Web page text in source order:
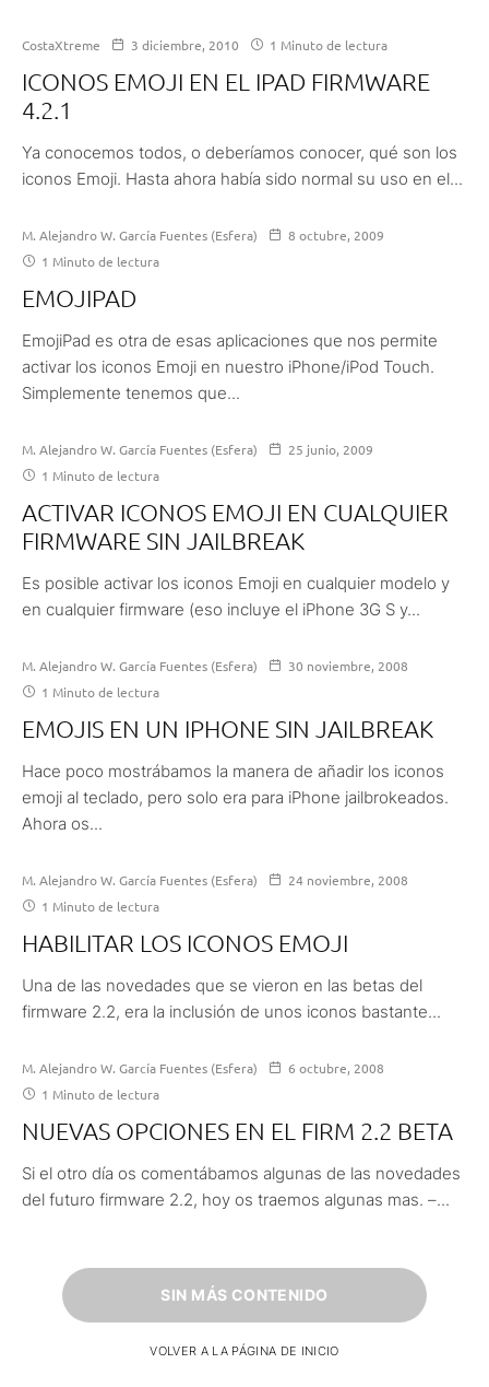
CostaXtreme 3 diciembre, 2010 1 Minuto de lectura
ICONOS EMOJI EN EL IPAD FIRMWARE
4.2.1
Ya conocemos todos, o deberíamos conocer, qué son los
iconos Emoji. Hasta ahora había sido normal su uso en el...
M. Alejandro W. García Fuentes (Esfera)
8 octubre, 2009
1 Minuto de lectura
EMOJIPAD
EmojiPad es otra de esas aplicaciones que nos permite
activar los iconos Emoji en nuestro iPhone/iPod Touch.
Simplemente tenemos que...
M. Alejandro W. García Fuentes (Esfera)
25 junio, 2009
1 Minuto de lectura
ACTIVAR ICONOS EMOJI EN CUALQUIER
FIRMWARE SIN JAILBREAK
Es posible activar los iconos Emoji en cualquier modelo y
en cualquier firmware (eso incluye el iPhone 3G S y...
M. Alejandro W. García Fuentes (Esfera)
30 noviembre, 2008
1 Minuto de lectura
EMOJIS EN UN IPHONE SIN JAILBREAK
Hace poco mostrábamos la manera de añadir los iconos
emoji al teclado, pero solo era para iPhone jailbrokeados.
Ahora os...
M. Alejandro W. García Fuentes (Esfera)
24 noviembre, 2008
1 Minuto de lectura
HABILITAR LOS ICONOS EMOJI
Una de las novedades que se vieron en las betas del
firmware 2.2, era la inclusión de unos iconos bastante...
M. Alejandro W. García Fuentes (Esfera)
6 octubre, 2008
1 Minuto de lectura
NUEVAS OPCIONES EN EL FIRM 2.2 BETA
Si el otro día os comentábamos algunas de las novedades
del futuro firmware 2.2, hoy os traemos algunas mas. –...
SIN MÁS CONTENIDO
VOLVER A LA PÁGINA DE INICIO